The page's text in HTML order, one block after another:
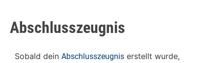
Abschlusszeugnis
Sobald dein Abschlusszeugnis erstellt wurde,